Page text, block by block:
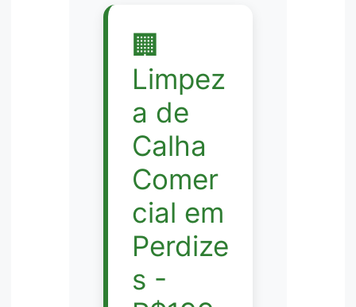
🏢
Limpez
a de
Calha
Comer
cial em
Perdize
s -